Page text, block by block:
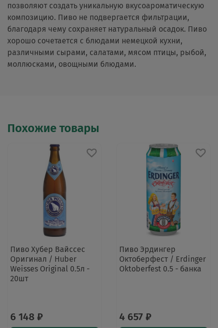
позволяют создать уникальную вкусоароматическую
композицию. Пиво не подвергается фильтрации,
благодаря чему сохраняет натуральный осадок. Пиво
хорошо сочетается с блюдами немецкой кухни,
различными сырами, салатами, мясом птицы, рыбой,
моллюсками, овощными блюдами.
Похожие товары
Пиво Хубер Вайссес
Оригинал / Huber
Weisses Original 0.5л -
20шт
6 148 ₽
Пиво Эрдингер
Октоберфест / Erdinger
Oktoberfest 0.5 - банка
4 657 ₽